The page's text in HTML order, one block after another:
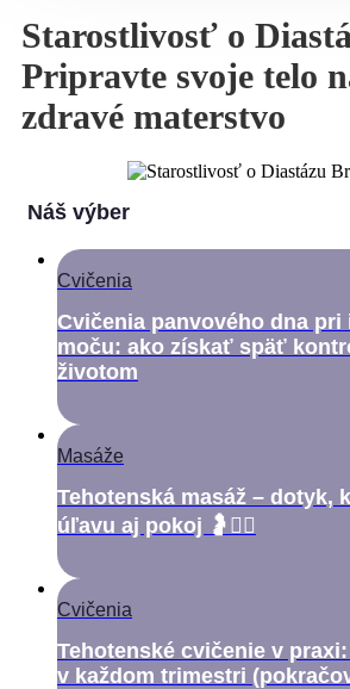
Starostlivosť o
Pripravte svoje telo
zdravé materstvo
Náš výber
Cvičenia
Cvičenia panvového dna
moču: ako získať späť
životom
Masáže
Tehotenská masáž – dotyk,
úľavu aj pokoj 🤰💆‍♀️
Cvičenia
Tehotenské cvičenie v
v každom trimestri